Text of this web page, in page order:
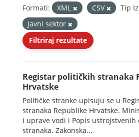
Formati:
XML CSV
Tip
Javni sektor
Filtriraj rezultate
Registar političkih stranaka
Hrvatske
Političke stranke upisuju se u
stranaka Republike Hrvatske.
i uprave vodi i Popis
stranaka. Zakonska...